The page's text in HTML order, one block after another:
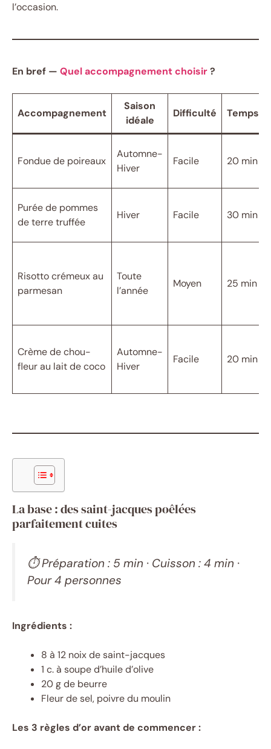
l’occasion.
En bref — Quel accompagnement choisir?
Accompagnement
Saison
idéale
Difficulté Temps
Fondue de poireaux
Automne-
Hiver
Facile 20 min
Purée de pommes
de terre truffée
Hiver Facile 30 min
Risotto crémeux au
parmesan
Toute
l’année
Moyen 25 min
Crème de chou-
fleur au lait de coco
Automne-
Hiver
Facile 20 min
La base : des saint-jacques poêlées
parfaitement cuites
⏱ Préparation : 5 min · Cuisson : 4 min ·
Pour 4 personnes
Ingrédients :
8 à 12 noix de saint-jacques
1 c. à soupe d’huile d’olive
20 g de beurre
Fleur de sel, poivre du moulin
Les 3 règles d’or avant de commencer :